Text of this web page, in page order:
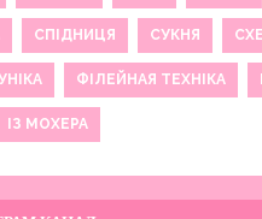
СПІДНИЦЯ СУКНЯ
ФІЛЕЙНАЯ ТЕХНІКА
ІЗ МОХЕРА